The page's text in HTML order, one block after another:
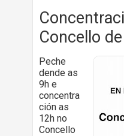
Concello
Peche
dende as
9h e
concentra
ción as
12h no
Concello